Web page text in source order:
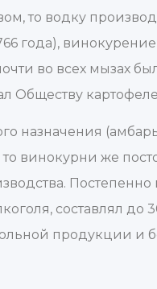
то водку
года),
во всех мызах
Обществу
назначения
то винокурни же
составлял
продукции